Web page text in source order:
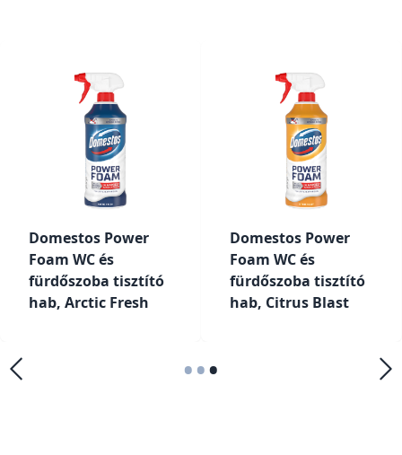
Domestos Power
Foam WC és
fürdőszoba tisztító
hab, Arctic Fresh
Domestos Power
Foam WC és
fürdőszoba tisztító
hab, Citrus Blast
•••